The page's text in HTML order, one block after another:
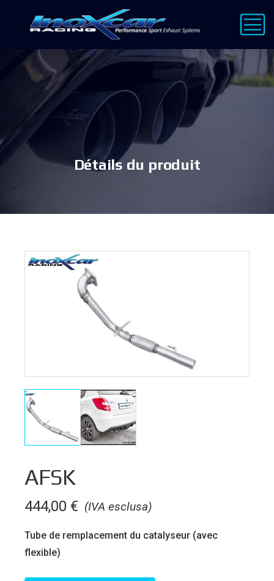
Détails du produit
AFSK
(IVA esclusa)
444,00 €
Tube de remplacement du catalyseur (avec
flexible)